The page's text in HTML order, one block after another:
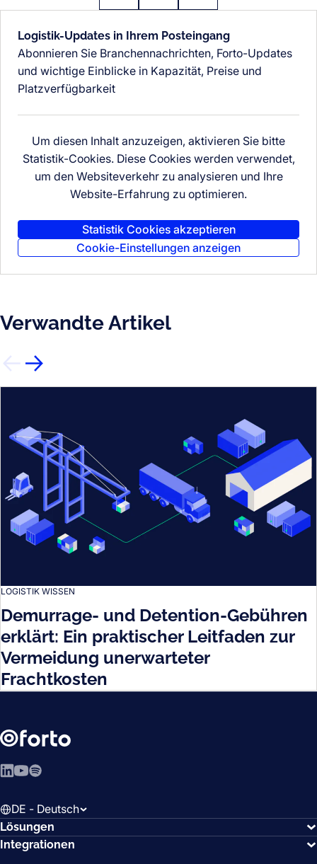
Logistik-Updates in Ihrem Posteingang
Abonnieren Sie Branchennachrichten, Forto-Updates
und wichtige Einblicke in Kapazität, Preise und
Platzverfügbarkeit
Um diesen Inhalt anzuzeigen, aktivieren Sie bitte
Statistik-Cookies. Diese Cookies werden verwendet,
um den Websiteverkehr zu analysieren und Ihre
Website-Erfahrung zu optimieren.
Statistik Cookies akzeptieren
Cookie-Einstellungen anzeigen
Verwandte Artikel
LOGISTIK WISSEN
Demurrage- und Detention-Gebühren
erklärt: Ein praktischer Leitfaden zur
Vermeidung unerwarteter
Frachtkosten
LinkedIn
YouTube
Spotify
DE - Deutsch
Lösungen
Integrationen